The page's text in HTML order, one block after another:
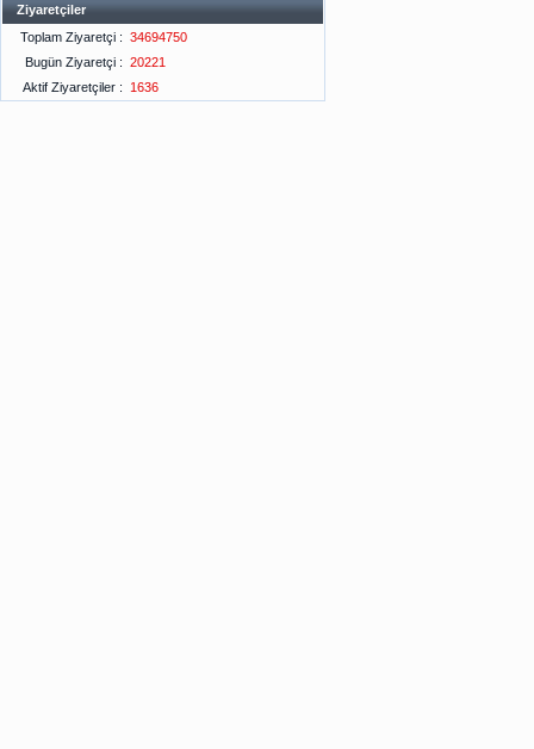
Ziyaretçiler
Toplam Ziyaretçi : 34694750
Bugün Ziyaretçi : 20221
Aktif Ziyaretçiler :
1636